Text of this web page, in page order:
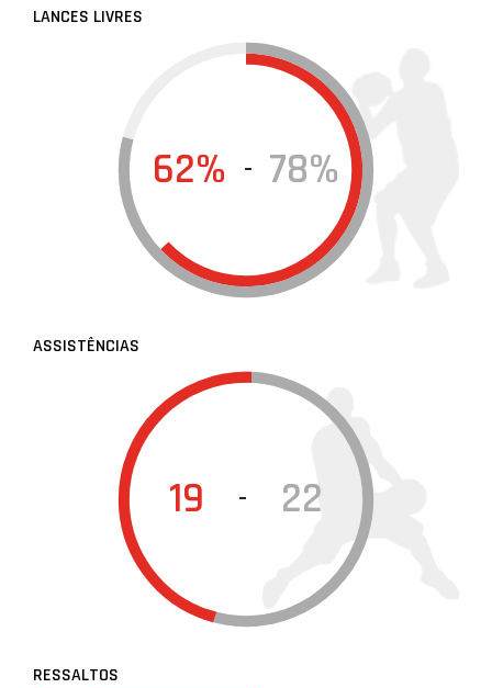
LANCES LIVRES
62% - 78%
ASSISTÊNCIAS
19 - 22
RESSALTOS